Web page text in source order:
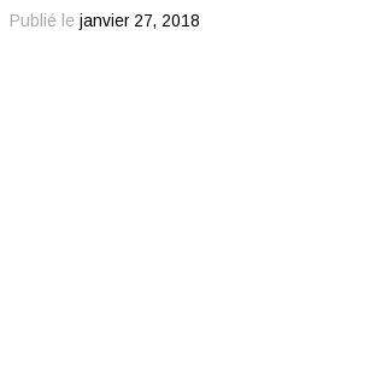
Publié lejanvier 27, 2018